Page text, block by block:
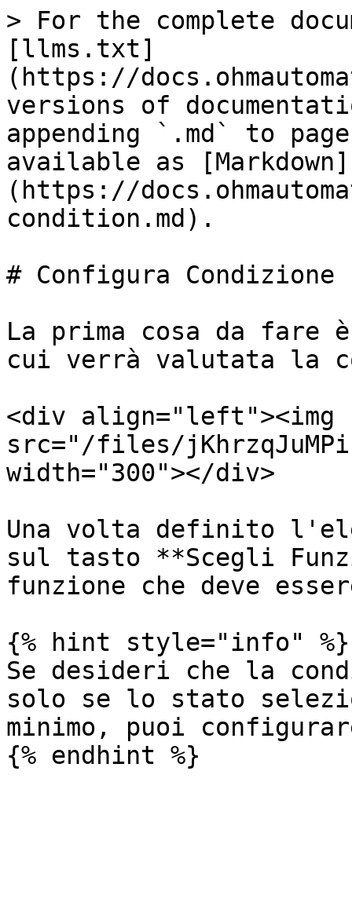
> For the complete
[llms.txt]
(https://
versions of
appending `.md` to
available as [Markdown]
(https://
condition.md).
# Configura Condizione
La prima cosa da fare
cui verrà valutata la
<div align="left"><img
src="/files/
width="300"></div>
Una volta definito
sul tasto **Scegli
funzione che deve
{% hint style="info" %}
Se desideri che la
solo se lo stato
minimo, puoi